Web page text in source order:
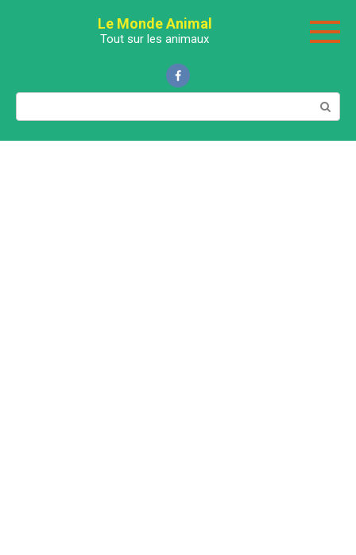
Le Monde Animal
Tout sur les animaux
Поиск: